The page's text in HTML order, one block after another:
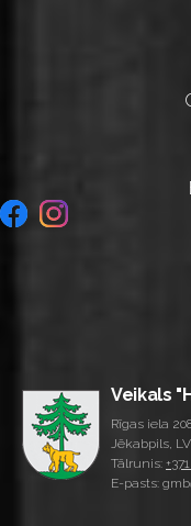
Veikals
Rīgas iela
Jēkabpils,
Tālrunis:
E-pasts: